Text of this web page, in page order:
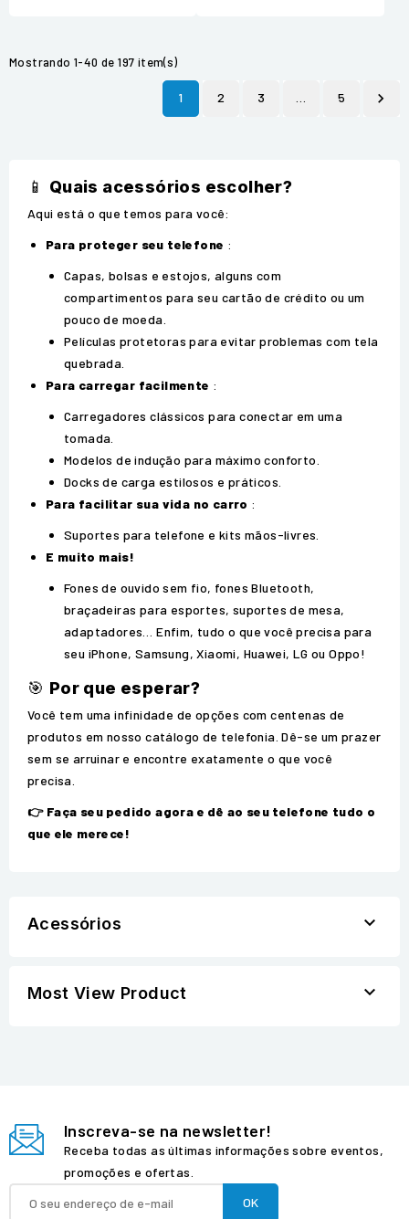
Mostrando 1-40 de 197 item(s)
1 2 3 5 
📱 Quais acessórios escolher?
Aqui está o que temos para você:
Para proteger seu telefone :
Capas, bolsas e estojos, alguns com
compartimentos para seu cartão de crédito ou um
pouco de moeda.
Películas protetoras para evitar problemas com tela
quebrada.
Para carregar facilmente :
Carregadores clássicos para conectar em uma
tomada.
Modelos de indução para máximo conforto.
Docks de carga estilosos e práticos.
Para facilitar sua vida no carro :
Suportes para telefone e kits mãos-livres.
E muito mais!
Fones de ouvido sem fio, fones Bluetooth,
braçadeiras para esportes, suportes de mesa,
adaptadores… Enfim, tudo o que você precisa para
seu iPhone, Samsung, Xiaomi, Huawei, LG ou Oppo!
🎯 Por que esperar?
Você tem uma infinidade de opções com centenas de
produtos em nosso catálogo de telefonia. Dê-se um prazer
sem se arruinar e encontre exatamente o que você
precisa.
👉 Faça seu pedido agora e dê ao seu telefone tudo o
que ele merece!
Acessórios 
Most View Product 
Inscreva-se na newsletter!
Receba todas as últimas informações sobre eventos,
promoções e ofertas.